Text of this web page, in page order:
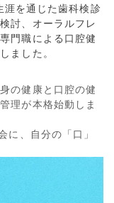
を通じた歯科検診
討、オーラルフレ
門職による口腔健
ました。
の健康と口腔の健
理が本格始動しま
に、自分の「口」